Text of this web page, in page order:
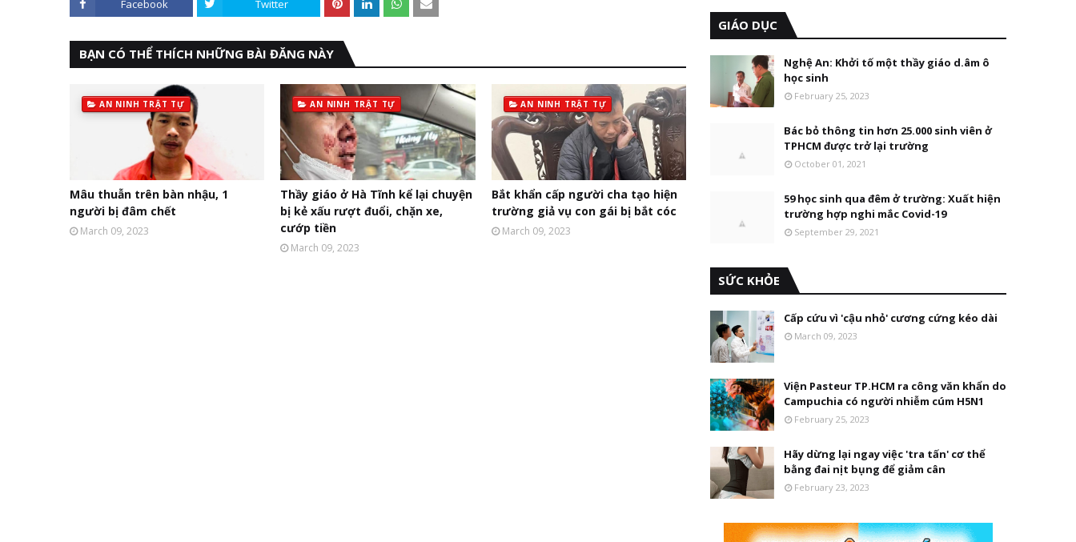
Facebook Twitter
BẠN CÓ THỂ THÍCH NHỮNG BÀI ĐĂNG NÀY
AN NINH TRẬT TỰ
Mâu thuẫn trên bàn nhậu, 1
người bị đâm chết
March 09, 2023
AN NINH TRẬT TỰ
Thầy giáo ở Hà Tĩnh kể lại chuyện
bị kẻ xấu rượt đuổi, chặn xe,
cướp tiền
March 09, 2023
AN NINH TRẬT TỰ
Bắt khẩn cấp người cha tạo hiện
trường giả vụ con gái bị bắt cóc
March 09, 2023
GIÁO DỤC
Nghệ An: Khởi tố một thầy giáo d.âm ô
học sinh
February 25, 2023
Bác bỏ thông tin hơn 25.000 sinh viên ở
TPHCM được trở lại trường
October 01, 2021
59 học sinh qua đêm ở trường: Xuất hiện
trường hợp nghi mắc Covid-19
September 29, 2021
SỨC KHỎE
Cấp cứu vì 'cậu nhỏ' cương cứng kéo dài
March 09, 2023
Viện Pasteur TP.HCM ra công văn khẩn do
Campuchia có người nhiễm cúm H5N1
February 25, 2023
Hãy dừng lại ngay việc 'tra tấn' cơ thể
bằng đai nịt bụng để giảm cân
February 23, 2023